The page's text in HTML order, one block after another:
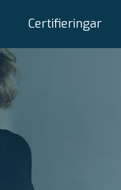
Certifieringar